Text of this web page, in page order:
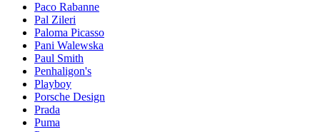
Paco Rabanne
Pal Zileri
Paloma Picasso
Pani Walewska
Paul Smith
Penhaligon's
Playboy
Porsche Design
Prada
Puma